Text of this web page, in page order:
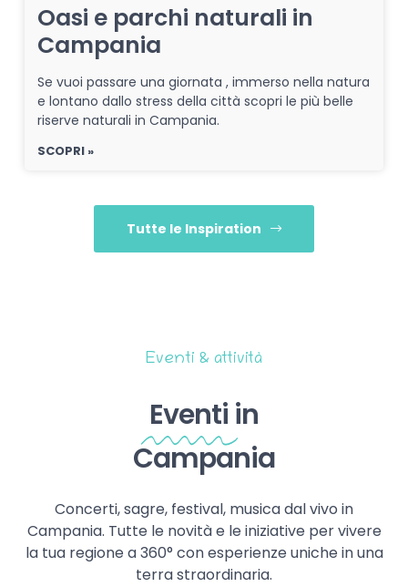
Oasi e parchi naturali in
Campania
Se vuoi passare una giornata , immerso nella natura
e lontano dallo stress della città scopri le più belle
riserve naturali in Campania.
SCOPRI »
Tutte le Inspiration
Eventi & attività
Eventi in
Campania
Concerti, sagre, festival, musica dal vivo in
Campania. Tutte le novità e le iniziative per vivere
la tua regione a 360° con esperienze uniche in una
terra straordinaria.